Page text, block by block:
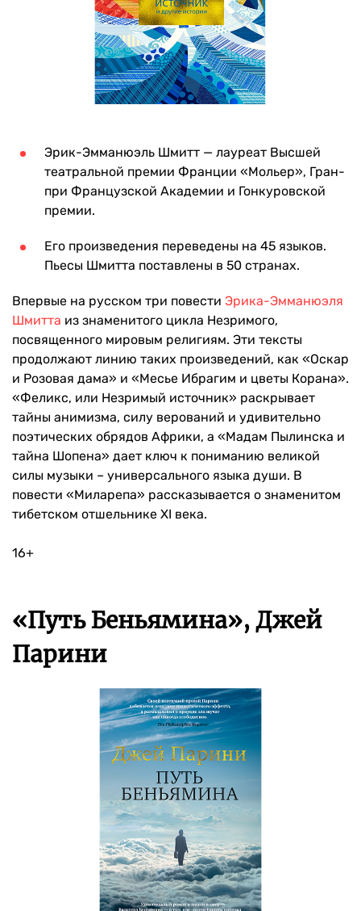
Эрик-Эмманюэль Шмитт — лауреат Высшей
театральной премии Франции «Мольер», Гран-
при Французской Академии и Гонкуровской
премии.
Его произведения переведены на 45 языков.
Пьесы Шмитта поставлены в 50 странах.
Впервые на русском три повести Эрика-Эмманюэля
Шмитта из знаменитого цикла Незримого,
посвященного мировым религиям. Эти тексты
продолжают линию таких произведений, как «Оскар
и Розовая дама» и «Месье Ибрагим и цветы Корана».
«Феликс, или Незримый источник» раскрывает
тайны анимизма, силу верований и удивительно
поэтических обрядов Африки, а «Мадам Пылинска и
тайна Шопена» дает ключ к пониманию великой
силы музыки – универсального языка души. В
повести «Миларепа» рассказывается о знаменитом
тибетском отшельнике XI века.
16+
«Путь Беньямина», Джей
Парини